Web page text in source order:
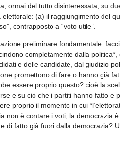
ormai del tutto disinteressata, su
elettorale: (a) il raggiungimento del
contrapposto a “voto utile”.
preliminare fondamentale:
completamente dalla
e delle candidate, dal giudizio
promettono di fare o hanno già
essere proprio questo? cioè la
e su ciò che i partiti hanno fatto e
proprio il momento in cui
non è contare i voti, la democrazia
di fatto già fuori dalla democrazia?